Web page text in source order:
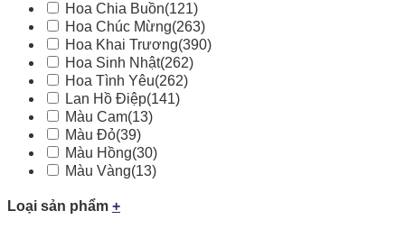
Hoa Chia Buồn(121)
Hoa Chúc Mừng(263)
Hoa Khai Trương(390)
Hoa Sinh Nhật(262)
Hoa Tình Yêu(262)
Lan Hồ Điệp(141)
Màu Cam(13)
Màu Đỏ(39)
Màu Hồng(30)
Màu Vàng(13)
Loại sản phẩm +